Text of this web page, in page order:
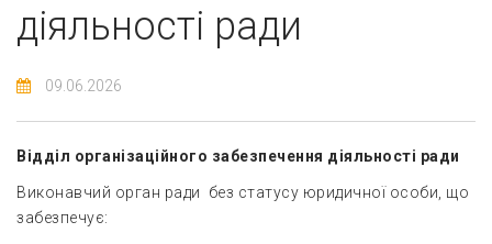
діяльності ради
09.06.2026
Відділ організаційного забезпечення діяльності ради
Виконавчий орган ради без статусу юридичної особи, що
забезпечує: